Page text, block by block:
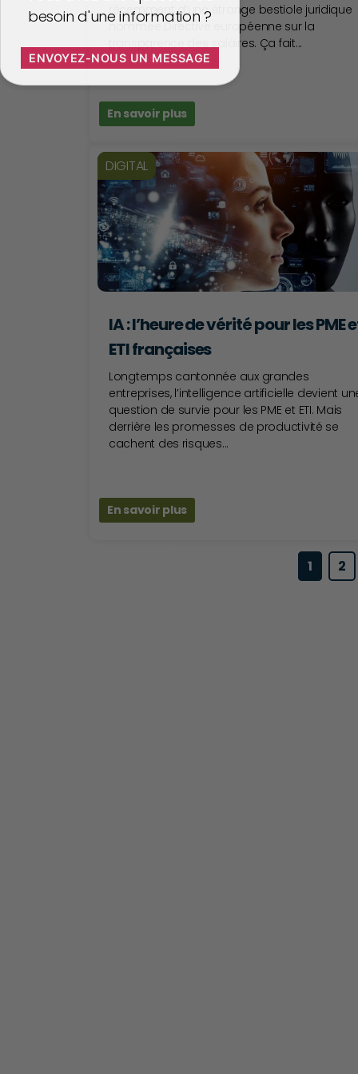
récemment d’une étrange bestiole juridique
nommée Directive européenne sur la
transparence des salaires. Ça fait...
En savoir plus
DIGITAL
IA : l’heure de vérité pour les PME
ETI françaises
Longtemps cantonnée aux grandes
entreprises, l’intelligence artificielle devient
question de survie pour les PME et ETI. Mais
derrière les promesses de productivité se
cachent des risques...
En savoir plus
1 2
besoin d'une information ?
ENVOYEZ-NOUS UN MESSAGE